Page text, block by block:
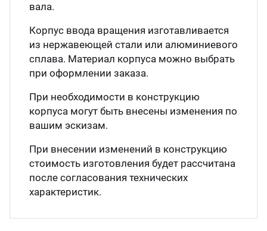
вала.
Корпус ввода вращения изготавливается
из нержавеющей стали или алюминиевого
сплава. Материал корпуса можно выбрать
при оформлении заказа.
При необходимости в конструкцию
корпуса могут быть внесены изменения по
вашим эскизам.
При внесении изменений в конструкцию
стоимость изготовления будет рассчитана
после согласования технических
характеристик.